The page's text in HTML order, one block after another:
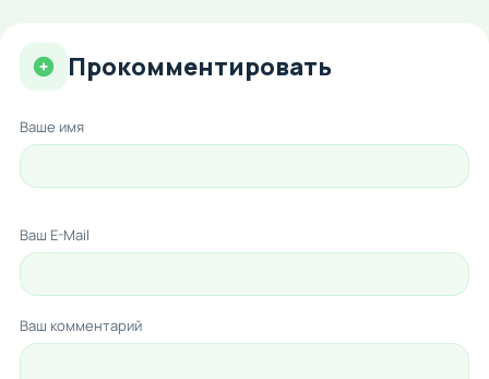
Прокомментировать
Ваше имя
Ваш E-Mail
Ваш комментарий